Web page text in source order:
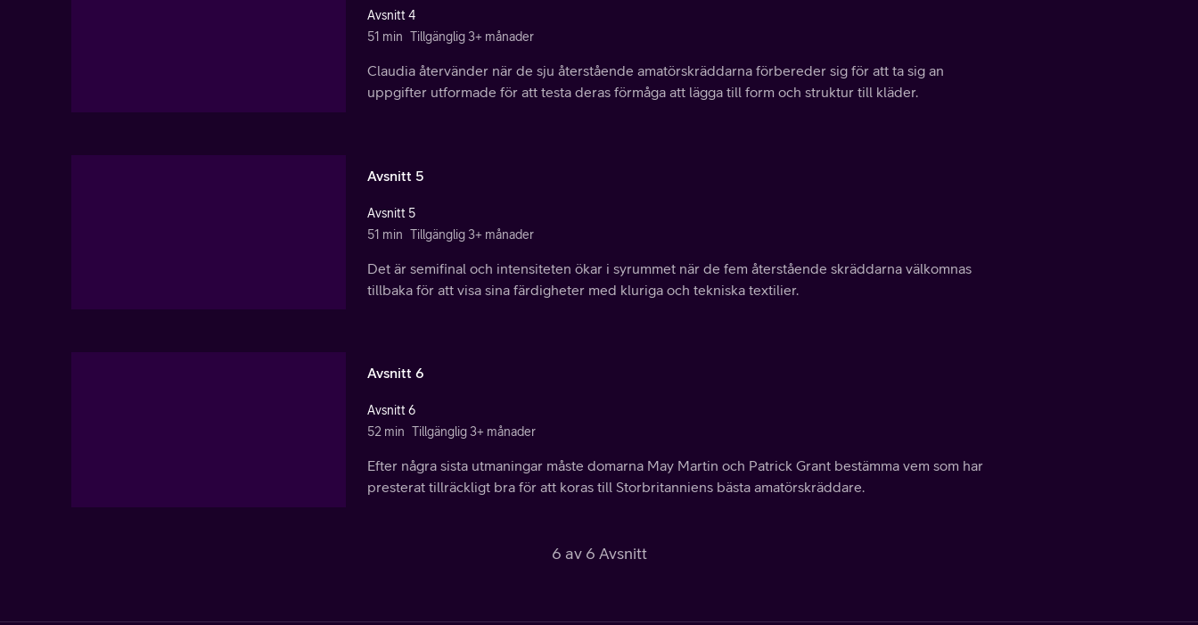
Avsnitt 4
51 min Tillgänglig 3+ månader
Claudia återvänder när de sju återstående amatörskräddarna förbereder sig för att ta sig an
uppgifter utformade för att testa deras förmåga att lägga till form och struktur till kläder.
Avsnitt 5
Avsnitt 5
51 min Tillgänglig 3+ månader
Det är semifinal och intensiteten ökar i syrummet när de fem återstående skräddarna välkomnas
tillbaka för att visa sina färdigheter med kluriga och tekniska textilier.
Avsnitt 6
Avsnitt 6
52 min Tillgänglig 3+ månader
Efter några sista utmaningar måste domarna May Martin och Patrick Grant bestämma vem som har
presterat tillräckligt bra för att koras till Storbritanniens bästa amatörskräddare.
6 av 6 Avsnitt